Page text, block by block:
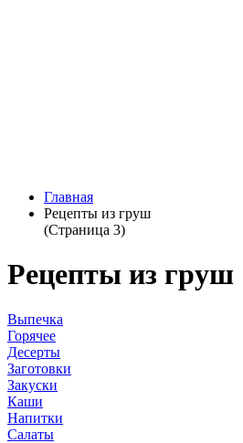
Главная
Рецепты из груш
(Страница 3)
Рецепты из груш
Выпечка
Горячее
Десерты
Заготовки
Закуски
Каши
Напитки
Салаты